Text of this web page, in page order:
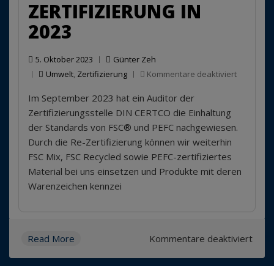
ZERTIFIZIERUNG IN
2023
5. Oktober 2023
Günter Zeh
Umwelt, Zertifizierung Kommentare deaktiviertfür
in
Im September 2023 hat ein Auditor der
Zertifizierungsstelle DIN CERTCO die Einhaltung
der Standards von FSC® und PEFC nachgewiesen.
Durch die Re-Zertifizierung können wir weiterhin
FSC Mix, FSC Recycled sowie PEFC-zertifiziertes
Material bei uns einsetzen und Produkte mit deren
Warenzeichen kennzei
Read More Kommentare deaktiviertfür